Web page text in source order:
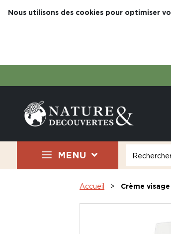
Nous utilisons des cookies pour optimiser
MENU
Accueil Crème